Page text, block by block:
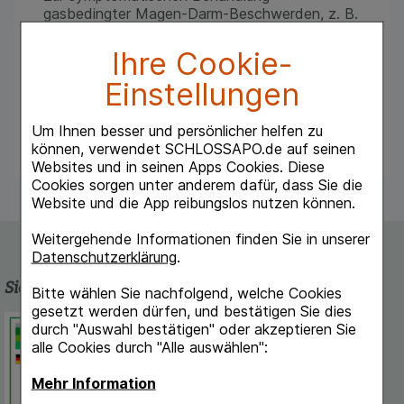
Ihre Cookie-
Einstellungen
Um Ihnen besser und persönlicher helfen zu
können, verwendet SCHLOSSAPO.de auf seinen
Websites und in seinen Apps Cookies. Diese
Cookies sorgen unter anderem dafür, dass Sie die
Website und die App reibungslos nutzen können.
Weitergehende Informationen finden Sie in unserer
Datenschutzerklärung.
Bitte wählen Sie nachfolgend, welche Cookies
gesetzt werden dürfen, und bestätigen Sie dies
durch "Auswahl bestätigen" oder akzeptieren Sie
alle Cookies durch "Alle auswählen":
Mehr Information
gasbedingter Magen-Darm-Beschwerden, z. B.
Säuglingskoliken (Dreimonatskoliken).
Zur Vorbereitung von Untersuchungen im
Bauchbereich, wie z. B. Röntgen, Sonographie
(Ultraschall) und Gastroskopie.
Als Entschäumer bei Vergiftungen mit
Spülmitteln (Tensiden).
Sicherheit und Qualität
Schlossapo.de ist registriert beim
Deutschen Institut für Medizinische
Dokumentation und Information.